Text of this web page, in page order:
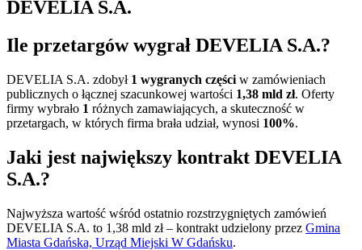
DEVELIA S.A.
Ile przetargów wygrał DEVELIA S.A.?
DEVELIA S.A. zdobył 1 wygranych części w zamówieniach
publicznych o łącznej szacunkowej wartości 1,38 mld zł. Oferty
firmy wybrało 1 różnych zamawiających, a skuteczność w
przetargach, w których firma brała udział, wynosi 100%.
Jaki jest największy kontrakt DEVELIA
S.A.?
Najwyższa wartość wśród ostatnio rozstrzygniętych zamówień
DEVELIA S.A. to 1,38 mld zł – kontrakt udzielony przez Gmina
Miasta Gdańska, Urząd Miejski W Gdańsku.